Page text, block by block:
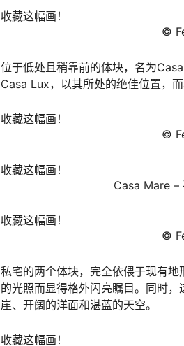
收藏这幅画！
©
位于低处且稍靠前的体块，名为
Casa Lux，以其所处的绝佳位置，而
收藏这幅画！
©
收藏这幅画！
Casa Mare –
收藏这幅画！
©
私宅的两个体块，完全依偎于现有
的光照而显得格外闪亮瞩目。同时
崖、开阔的洋面和湛蓝的天空。
收藏这幅画！